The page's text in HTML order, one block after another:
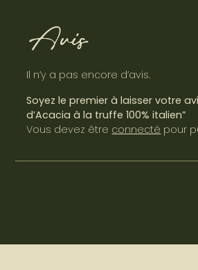
Avis
Il n’y a pas encore d’avis.
Soyez le premier à laisser votre
d’Acacia à la truffe 100% italien”
Vous devez être connecté pour